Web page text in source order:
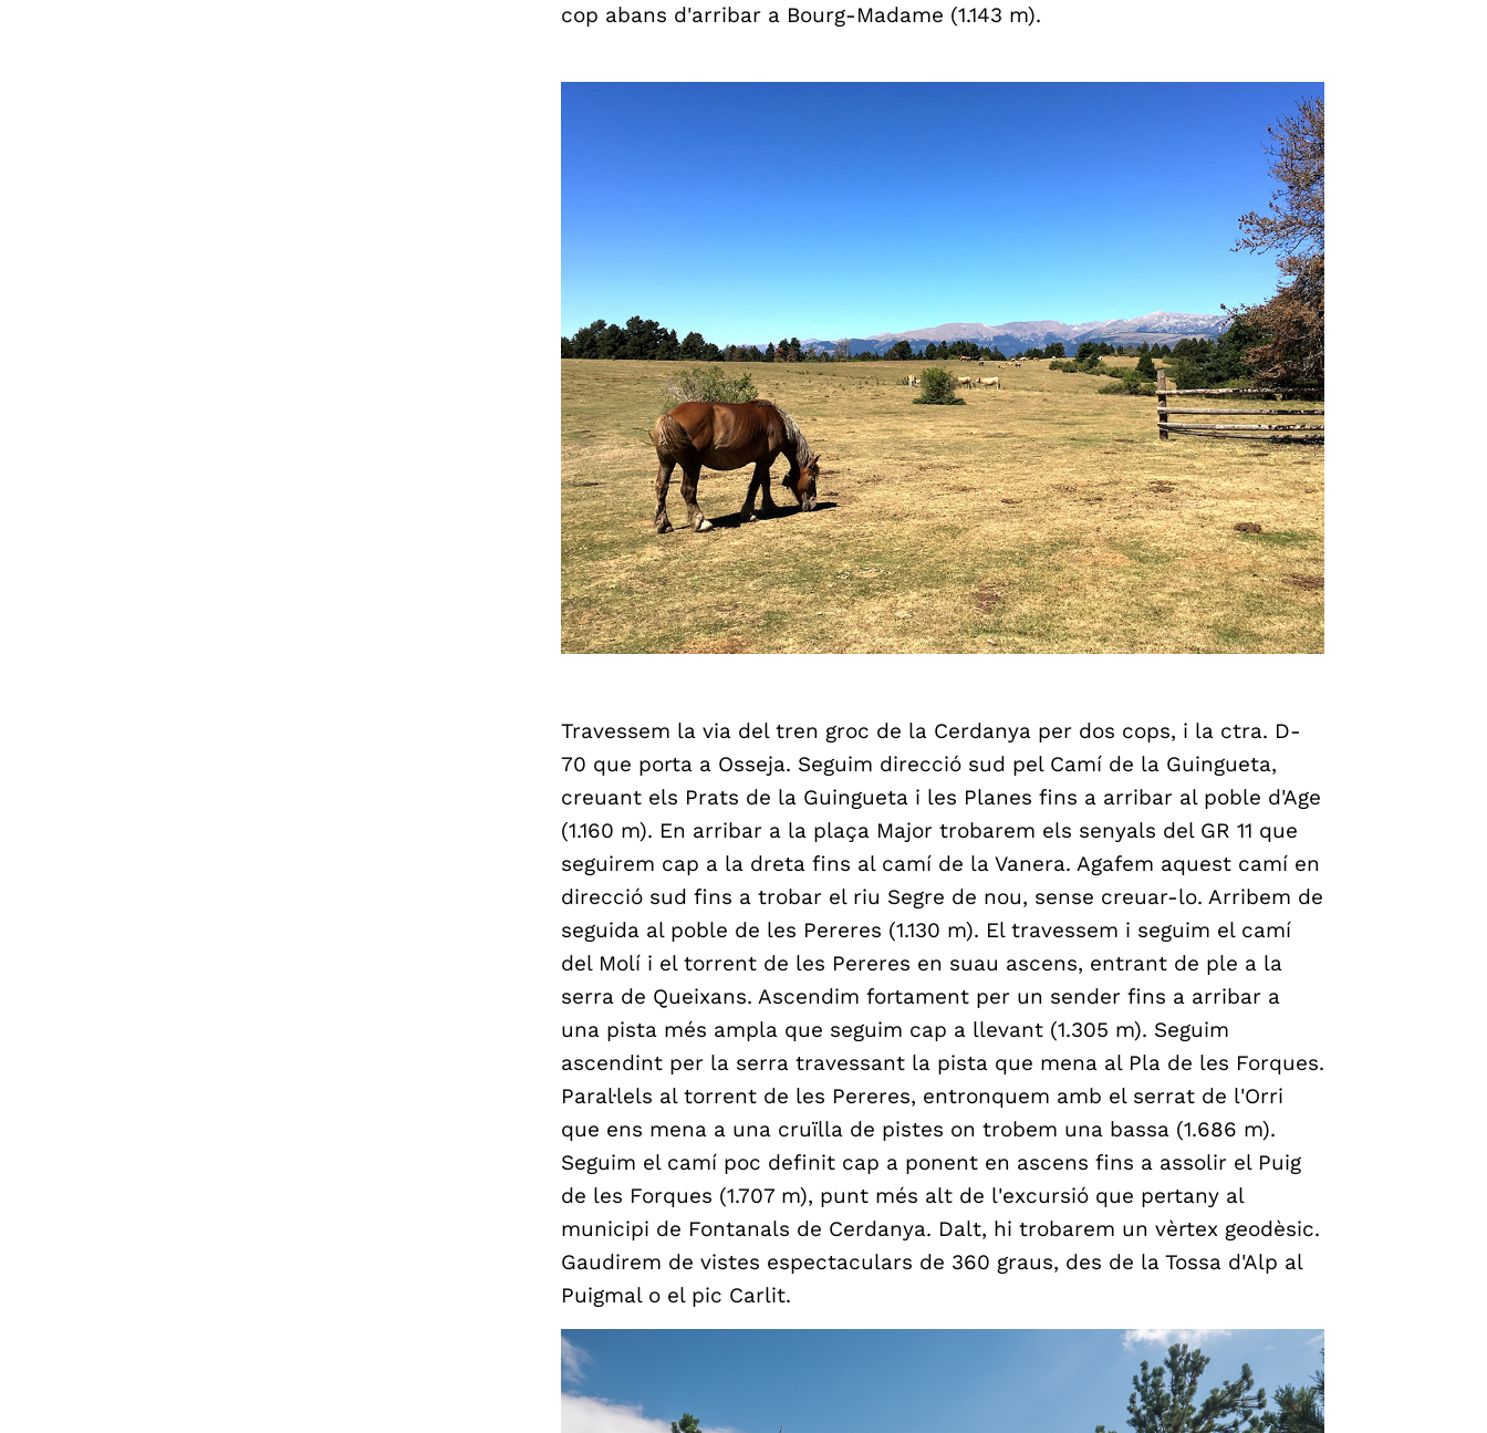
cop abans d'arribar a Bourg-Madame (1.143 m).
Travessem la via del tren groc de la Cerdanya per dos cops, i la ctra. D-
70 que porta a Osseja. Seguim direcció sud pel Camí de la Guingueta,
creuant els Prats de la Guingueta i les Planes fins a arribar al poble d'Age
(1.160 m). En arribar a la plaça Major trobarem els senyals del GR 11 que
seguirem cap a la dreta fins al camí de la Vanera. Agafem aquest camí en
direcció sud fins a trobar el riu Segre de nou, sense creuar-lo. Arribem de
seguida al poble de les Pereres (1.130 m). El travessem i seguim el camí
del Molí i el torrent de les Pereres en suau ascens, entrant de ple a la
serra de Queixans. Ascendim fortament per un sender fins a arribar a
una pista més ampla que seguim cap a llevant (1.305 m). Seguim
ascendint per la serra travessant la pista que mena al Pla de les Forques.
Paral·lels al torrent de les Pereres, entronquem amb el serrat de l'Orri
que ens mena a una cruïlla de pistes on trobem una bassa (1.686 m).
Seguim el camí poc definit cap a ponent en ascens fins a assolir el Puig
de les Forques (1.707 m), punt més alt de l'excursió que pertany al
municipi de Fontanals de Cerdanya. Dalt, hi trobarem un vèrtex geodèsic.
Gaudirem de vistes espectaculars de 360 graus, des de la Tossa d'Alp al
Puigmal o el pic Carlit.